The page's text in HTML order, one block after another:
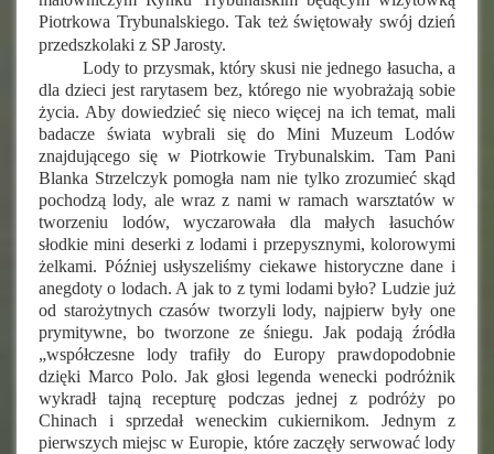
Piotrkowa Trybunalskiego. Tak też świętowały swój dzień
przedszkolaki z SP Jarosty.
Lody to przysmak, który skusi nie jednego łasucha, a
dla dzieci jest rarytasem bez, którego nie wyobrażają sobie
życia. Aby dowiedzieć się nieco więcej na ich temat, mali
badacze świata wybrali się do Mini Muzeum Lodów
znajdującego się w Piotrkowie Trybunalskim. Tam Pani
Blanka Strzelczyk pomogła nam nie tylko zrozumieć skąd
pochodzą lody, ale wraz z nami w ramach warsztatów w
tworzeniu lodów, wyczarowała dla małych łasuchów
słodkie mini deserki z lodami i przepysznymi, kolorowymi
żelkami. Później usłyszeliśmy ciekawe historyczne dane i
anegdoty o lodach. A jak to z tymi lodami było? Ludzie już
od starożytnych czasów tworzyli lody, najpierw były one
prymitywne, bo tworzone ze śniegu. Jak podają źródła
„współczesne lody trafiły do Europy prawdopodobnie
dzięki Marco Polo. Jak głosi legenda wenecki podróżnik
wykradł tajną recepturę podczas jednej z podróży po
Chinach i sprzedał weneckim cukiernikom. Jednym z
pierwszych miejsc w Europie, które zaczęły serwować lody